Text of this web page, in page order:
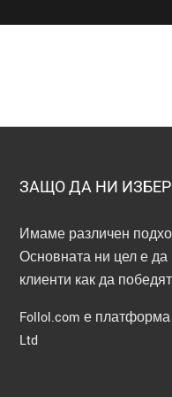
ЗАЩО ДА НИ
Имаме различен
Основната ни цел е
клиенти как да
Follol.com е
Ltd